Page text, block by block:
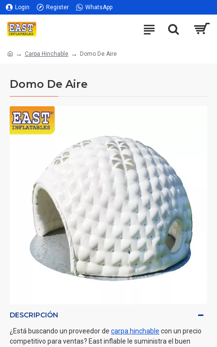
Login Register WhatsApp
Carpa Hinchable Domo De Aire
Domo De Aire
DESCRIPCIÓN
¿Está buscando un proveedor de carpa hinchable con un precio
competitivo para ventas? East inflable le suministra el buen